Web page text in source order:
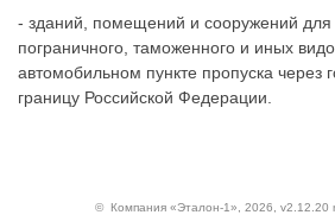
- зданий, помещений и сооружений для
пограничного, таможенного и иных
автомобильном пункте пропуска через
границу Российской Федерации.
© Компания «Эталон-1» , 2026, v2.12.20